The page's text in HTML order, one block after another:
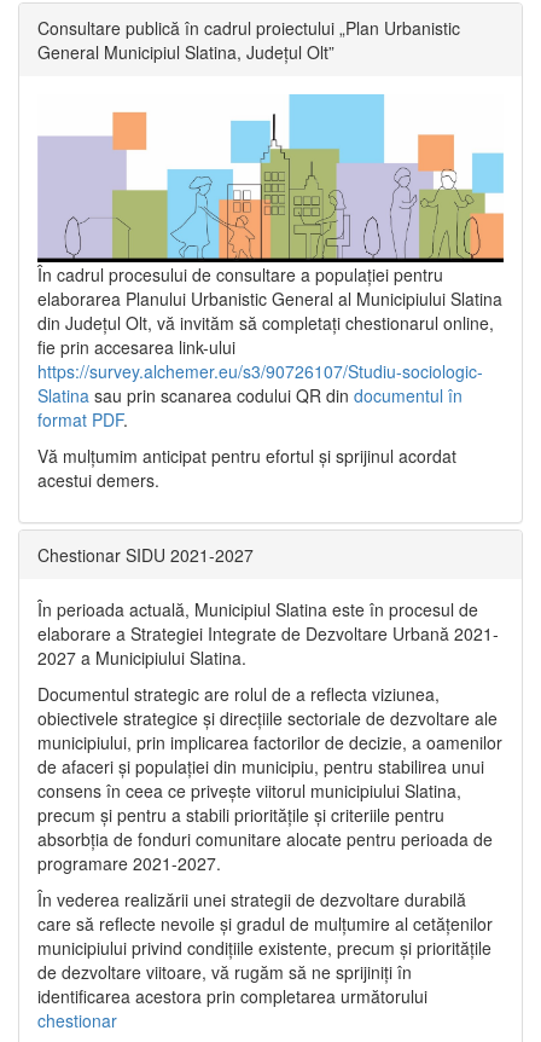
Consultare publică în cadrul proiectului „Plan Urbanistic
General Municipiul Slatina, Județul Olt”
În cadrul procesului de consultare a populaţiei pentru
elaborarea Planului Urbanistic General al Municipiului Slatina
din Județul Olt, vă invităm să completați chestionarul online,
fie prin accesarea link-ului
https://survey.alchemer.eu/s3/90726107/Studiu-sociologic-
Slatina sau prin scanarea codului QR din documentul în
format PDF.
Vă mulţumim anticipat pentru efortul şi sprijinul acordat
acestui demers.
Chestionar SIDU 2021-2027
În perioada actuală, Municipiul Slatina este în procesul de
elaborare a Strategiei Integrate de Dezvoltare Urbană 2021‐
2027 a Municipiului Slatina.
Documentul strategic are rolul de a reflecta viziunea,
obiectivele strategice și direcțiile sectoriale de dezvoltare ale
municipiului, prin implicarea factorilor de decizie, a oamenilor
de afaceri și populației din municipiu, pentru stabilirea unui
consens în ceea ce privește viitorul municipiului Slatina,
precum și pentru a stabili prioritățile și criteriile pentru
absorbția de fonduri comunitare alocate pentru perioada de
programare 2021-2027.
În vederea realizării unei strategii de dezvoltare durabilă
care să reflecte nevoile și gradul de mulțumire al cetățenilor
municipiului privind condițiile existente, precum și prioritățile
de dezvoltare viitoare, vă rugăm să ne sprijiniți în
identificarea acestora prin completarea următorului
chestionar